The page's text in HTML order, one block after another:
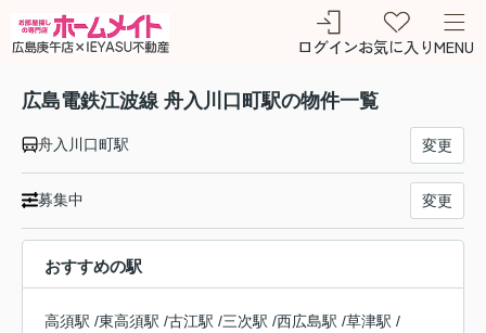
ログインお気に入りMENU
広島電鉄江波線 舟入川口町駅の物件一覧
舟入川口町駅 変更
募集中 変更
おすすめの駅
高須駅 /東高須駅 /古江駅 /三次駅 /西広島駅 /草津駅 /